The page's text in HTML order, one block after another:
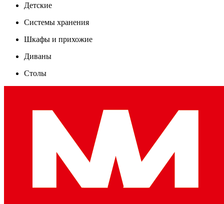
Детские
Системы хранения
Шкафы и прихожие
Диваны
Столы